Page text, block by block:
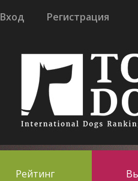
Вход Регистрация
Рейтинг